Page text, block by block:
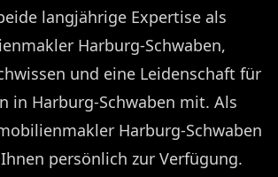
langjährige Expertise als
Harburg-Schwaben,
und eine Leidenschaft für
in Harburg-Schwaben mit. Als
Harburg-Schwaben
persönlich zur Verfügung.